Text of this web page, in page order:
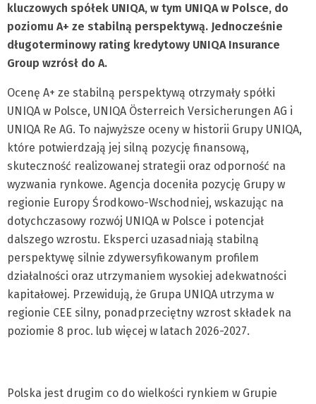
kluczowych spółek UNIQA, w tym UNIQA w Polsce, do
poziomu A+ ze stabilną perspektywą. Jednocześnie
długoterminowy rating kredytowy UNIQA Insurance
Group wzrósł do A.
Ocenę A+ ze stabilną perspektywą otrzymały spółki
UNIQA w Polsce, UNIQA Österreich Versicherungen AG i
UNIQA Re AG. To najwyższe oceny w historii Grupy UNIQA,
które potwierdzają jej silną pozycję finansową,
skuteczność realizowanej strategii oraz odporność na
wyzwania rynkowe. Agencja doceniła pozycję Grupy w
regionie Europy Środkowo-Wschodniej, wskazując na
dotychczasowy rozwój UNIQA w Polsce i potencjał
dalszego wzrostu. Eksperci uzasadniają stabilną
perspektywę silnie zdywersyfikowanym profilem
działalności oraz utrzymaniem wysokiej adekwatności
kapitałowej. Przewidują, że Grupa UNIQA utrzyma w
regionie CEE silny, ponadprzeciętny wzrost składek na
poziomie 8 proc. lub więcej w latach 2026-2027.
Polska jest drugim co do wielkości rynkiem w Grupie